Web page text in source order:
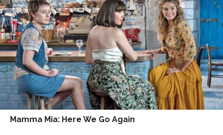
Mamma Mia: Here We Go Again